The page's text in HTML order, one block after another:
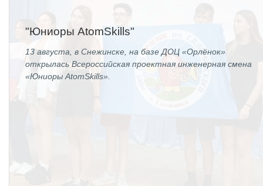
Школа молодого специалиста
Новый Снежинск
Оформление анкетного материала РФЯЦ
- ВНИИТФ
"Юниоры AtomSkills"
13 августа, в Снежинске, на базе ДОЦ «Орлёнок»
открылась Всероссийская проектная инженерная смена
«Юниоры AtomSkills».